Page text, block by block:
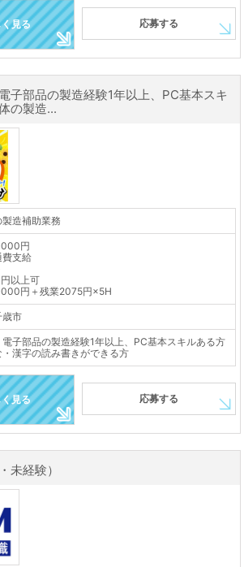
見る 応募する
子部品の製造経験1年以上、PC基本スキ
の製造...
造補助業務
円
費支給
以上可
円＋残業2075円×5H
歳市
子部品の製造経験1年以上、PC基本スキルある方
漢字の読み書きができる方
見る 応募する
未経験）